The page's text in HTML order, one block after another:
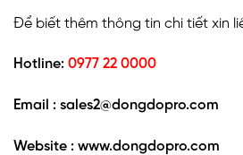
Để biết thêm thông tin chi tiết xin
Hotline: 0977 22 0000
Email : sales2@dongdopro.com
Website : www.dongdopro.com